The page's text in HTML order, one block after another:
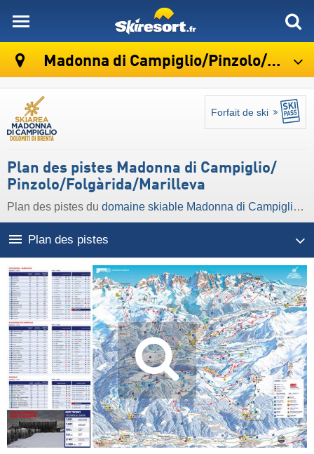
Madonna di Campiglio/​Pinzolo/​Folgàrida/​Marilleva
Forfait de ski
Plan des pistes Madonna di Campiglio/​
Pinzolo/​Folgàrida/​Marilleva
Plan des pistes du domaine skiable Madonna di Campiglio/​Pinzolo/​Folgàrida/​Marilleva
Plan des pistes